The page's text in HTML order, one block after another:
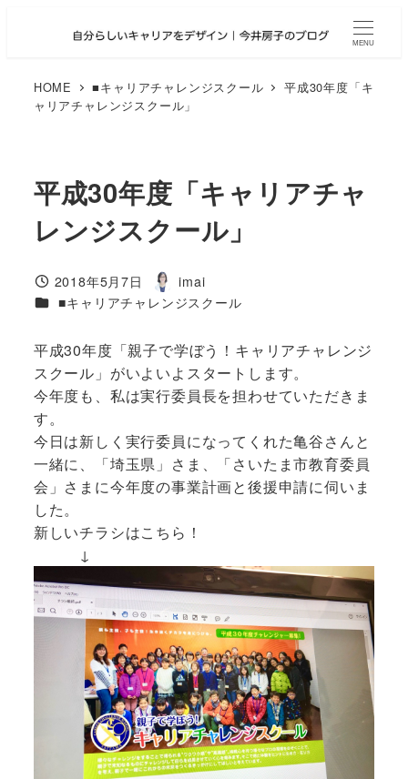
MENU
HOME ■キャリアチャレンジスクール
平成30年度「キ
ャリアチャレンジスクール」
平成30年度「キャリアチャ
レンジスクール」
投稿日2018年5月7日
著
者
imai
カテゴリー
■キャリアチャレンジスクール
平成30年度「親子で学ぼう！キャリアチャレンジ
スクール」がいよいよスタートします。
今年度も、私は実行委員長を担わせていただきま
す。
今日は新しく実行委員になってくれた亀谷さんと
一緒に、「埼玉県」さま、「さいたま市教育委員
会」さまに今年度の事業計画と後援申請に伺いま
した。
新しいチラシはこちら！
↓